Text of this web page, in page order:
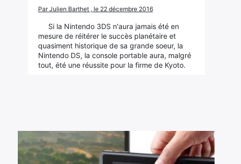
Par Julien Barthet , le 22 décembre 2016
Si la Nintendo 3DS n'aura jamais été en
mesure de réitérer le succès planétaire et
quasiment historique de sa grande soeur, la
Nintendo DS, la console portable aura, malgré
tout, été une réussite pour la firme de Kyoto.